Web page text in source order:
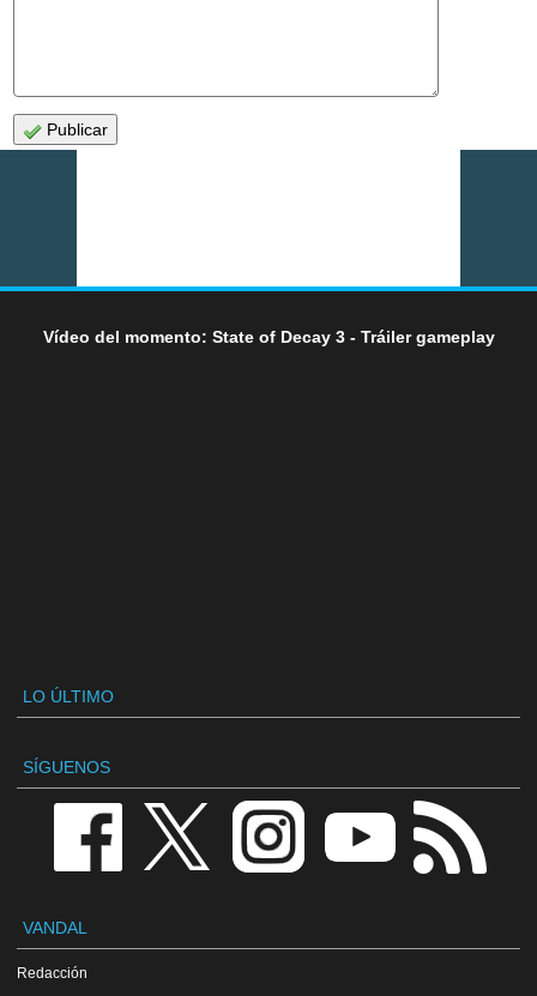
Publicar
Vídeo del momento: State of Decay 3 - Tráiler gameplay
LO ÚLTIMO
SÍGUENOS
VANDAL
Redacción